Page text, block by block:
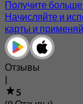
Получите
Начисляйте и
карты и
Отзывы
|
5